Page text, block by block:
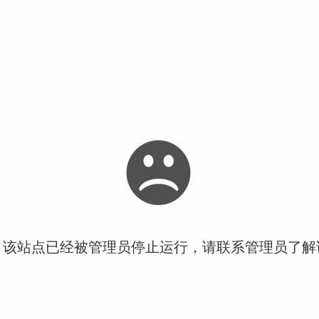
站点已经被管理员停止运行，请联系管理员了